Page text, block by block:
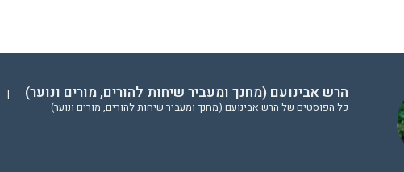
הרש אבינועם (מחנך ומעביר שיחות להורים, מורים ונוער) |
כל הפוסטים של הרש אבינועם (מחנך ומעביר שיחות להורים, מורים ונוער)